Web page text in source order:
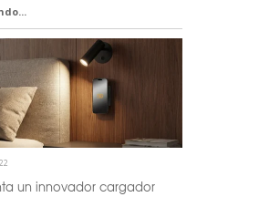
un innovador cargador